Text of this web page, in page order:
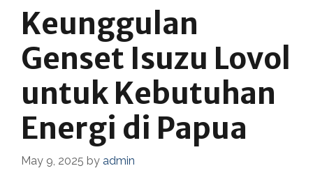
Keunggulan
Genset Isuzu Lovol
untuk Kebutuhan
Energi di Papua
May 9, 2025 by admin